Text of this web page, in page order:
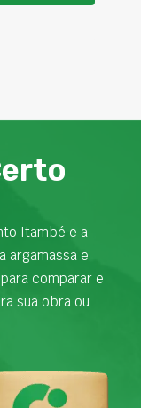
Itambé e a
argamassa e
comparar e
sua obra ou